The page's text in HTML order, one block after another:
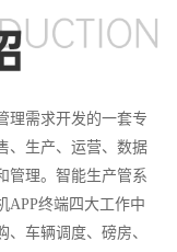
理需求开发的一套专
、生产、运营、数据
管理。智能生产管系
APP终端四大工作中
车辆调度、磅房、